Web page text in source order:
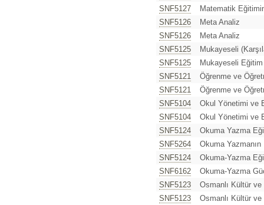
SNF5127
Matematik
SNF5126
Meta Analiz
SNF5126
Meta Analiz
SNF5125
Mukayeseli
SNF5125
Mukayeseli Eğitim
SNF5121
Öğrenme ve
SNF5121
Öğrenme ve
SNF5104
Okul Yönetimi ve
SNF5104
Okul Yönetimi ve
SNF5124
Okuma Yazma
SNF5264
Okuma
SNF5124
Okuma-Yazma
SNF6162
Okuma-Yazma
SNF5123
Osmanlı Kültür
SNF5123
Osmanlı Kültür